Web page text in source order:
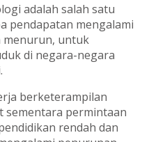
adalah salah satu
pendapatan mengalami
menurun, untuk
di negara-negara
berketerampilan
permintaan
rendah dan